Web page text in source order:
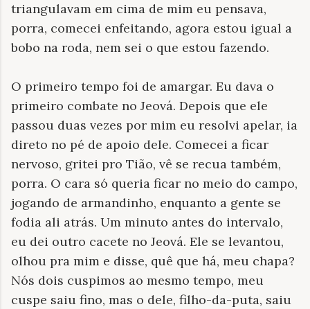
triangulavam em cima de mim eu pensava,
porra, comecei enfeitando, agora estou igual a
bobo na roda, nem sei o que estou fazendo.
O primeiro tempo foi de amargar. Eu dava o
primeiro combate no Jeová. Depois que ele
passou duas vezes por mim eu resolvi apelar, ia
direto no pé de apoio dele. Comecei a ficar
nervoso, gritei pro Tião, vê se recua também,
porra. O cara só queria ficar no meio do campo,
jogando de armandinho, enquanto a gente se
fodia ali atrás. Um minuto antes do intervalo,
eu dei outro cacete no Jeová. Ele se levantou,
olhou pra mim e disse, quê que há, meu chapa?
Nós dois cuspimos ao mesmo tempo, meu
cuspe saiu fino, mas o dele, filho-da-puta, saiu